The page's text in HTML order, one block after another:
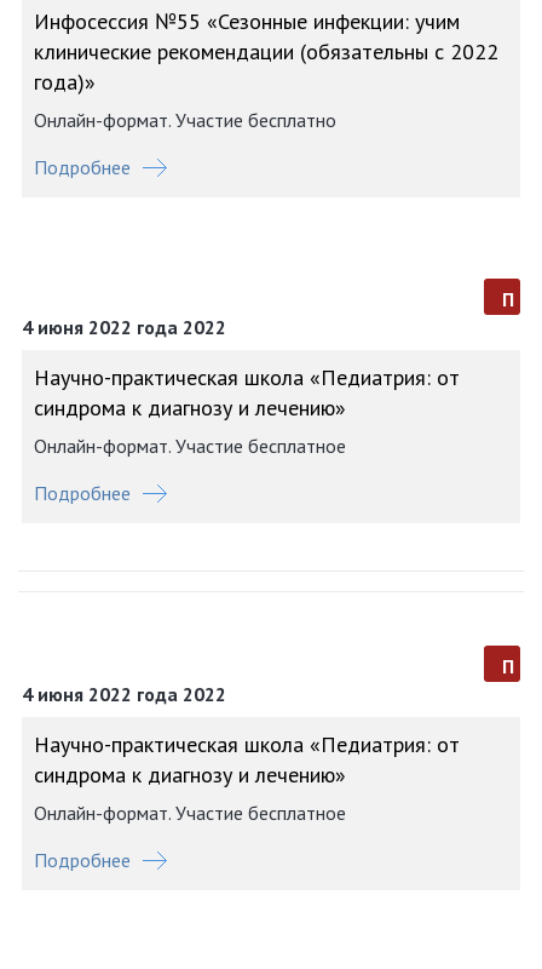
Инфосессия №55 «Сезонные инфекции: учим
клинические рекомендации (обязательны с 2022
года)»
Онлайн-формат. Участие бесплатно
Подробнее
4 июня 2022 года 2022
п
Научно-практическая школа «Педиатрия: от
синдрома к диагнозу и лечению»
Онлайн-формат. Участие бесплатное
Подробнее
4 июня 2022 года 2022
п
Научно-практическая школа «Педиатрия: от
синдрома к диагнозу и лечению»
Онлайн-формат. Участие бесплатное
Подробнее